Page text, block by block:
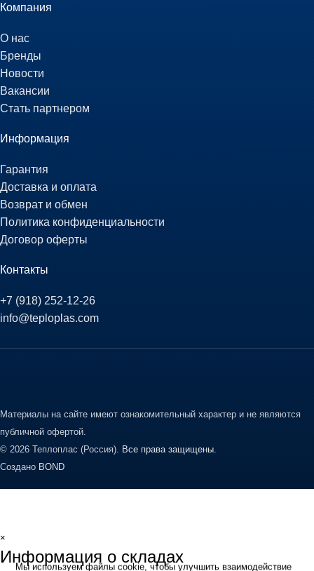
Компания
О нас
Бренды
Новости
Вакансии
Стать партнером
Информация
Гарантия
Доставка и оплата
Возврат и обмен
Политика конфиденциальности
Договор оферты
Контакты
+7 (918) 252-12-26
info@teploplas.com
Материалы на сайте имеют ознакомительный характер и не являются
публичной офертой.
© 2026 Теплоплас (Россия). Все права защищены.
Создано BOND
Мы используем файлы cookie, чтобы улучшить взаимодействие
×
Информация о складах